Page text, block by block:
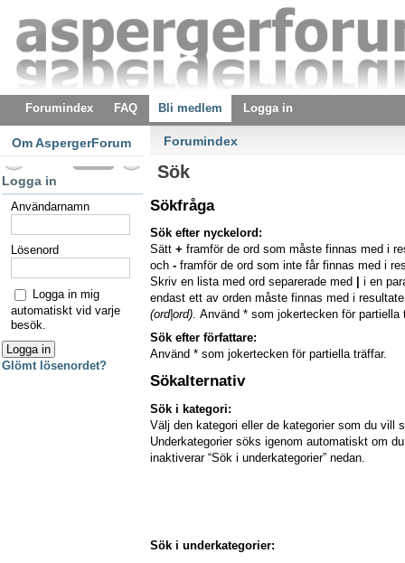
Forumindex FAQ Bli medlem Logga in
Forumindex
Sök
Sökfråga
Sök efter nyckelord:
Sätt + framför de ord som måste finnas med i
och - framför de ord som inte får finnas med i
Skriv en lista med ord separerade med
i en
endast ett av orden måste finnas med i
(ord|ord) . Använd * som jokertecken för partiella
Sök efter författare:
Använd * som jokertecken för partiella träffar.
Sökalternativ
Sök i kategori:
Välj den kategori eller de kategorier som du vill
Underkategorier söks igenom automatiskt om
inaktiverar “Sök i underkategorier” nedan.
Sök i underkategorier:
Om AspergerForum
Logga in
Användarnamn
Lösenord
Logga in mig
automatiskt vid varje
besök.
Glömt lösenordet?